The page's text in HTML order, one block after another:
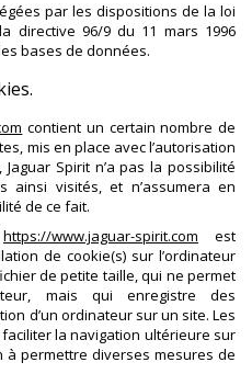
par les dispositions de la loi
directive 96/9 du 11 mars 1996
bases de données.
contient un certain nombre de
mis en place avec l’autorisation
Spirit n’a pas la possibilité
visités, et n’assumera en
de ce fait.
https://www.jaguar-spirit.com est
de cookie(s) sur l’ordinateur
de petite taille, qui ne permet
mais qui enregistre des
d’un ordinateur sur un site. Les
la navigation ultérieure sur
permettre diverses mesures de